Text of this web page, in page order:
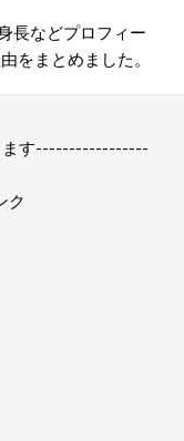
長などプロフィー
をまとめました。
ます-----------------
ク